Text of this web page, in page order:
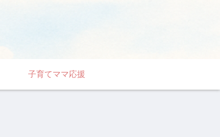
子育てママ応援